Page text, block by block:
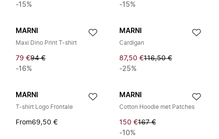
-15%
-15%
MARNI
Maxi Dino Print T-shirt
79 €94 €
-16%
MARNI
Cardigan
87,50 €116,50 €
-25%
MARNI
T-shirt Logo Frontale
From69,50 €
MARNI
Cotton Hoodie met Patches
150 €167 €
-10%